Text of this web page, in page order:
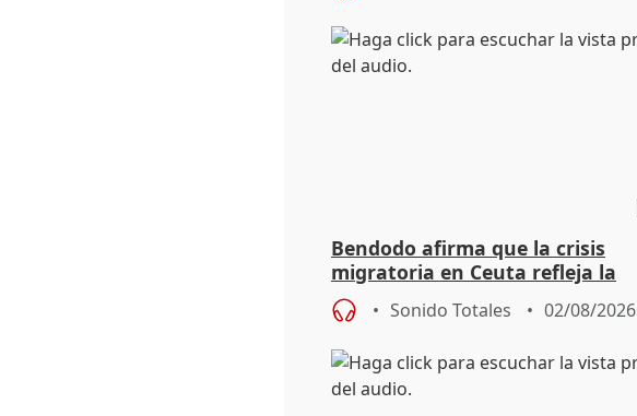
Bendodo afirma que la crisis
migratoria en Ceuta refleja la
"extrema debilidad" del Gobierno
Sonido Totales 02/08/2026